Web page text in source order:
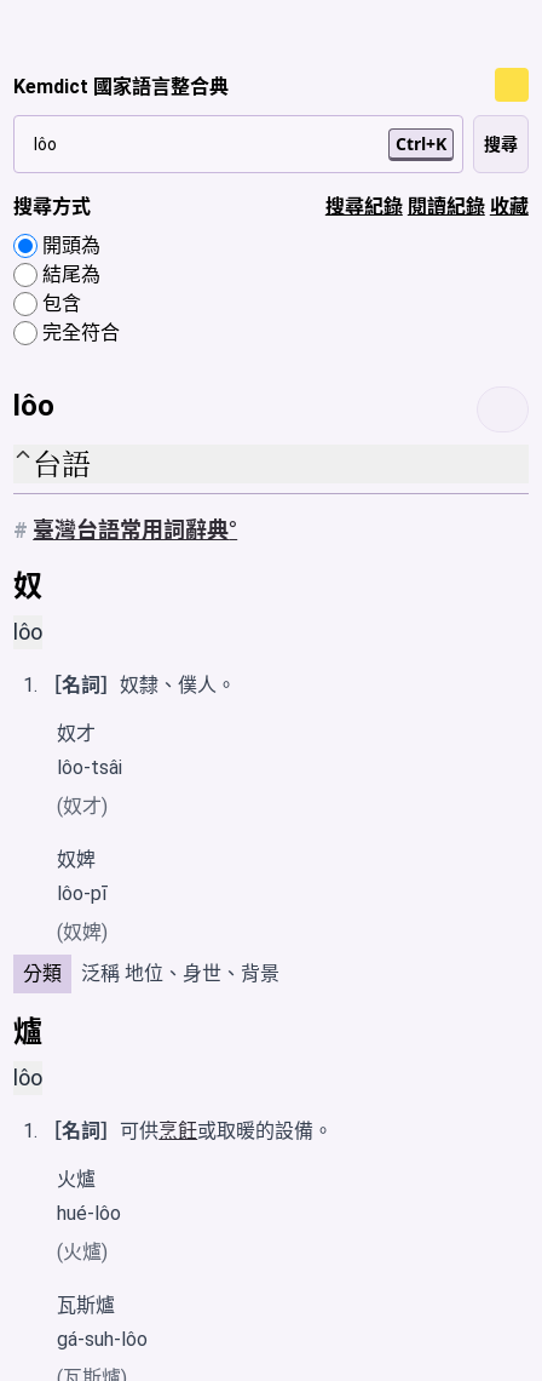
Kemdict 國家語言整合典
Ctrl+K
搜尋方式
開頭為
結尾為
包含
完全符合
搜尋紀錄 閱讀紀錄 收藏
lôo
台語
# 臺灣台語常用詞辭典
奴
lôo
［名詞］奴隸、僕人。
奴才
lôo-tsâi
(奴才)
奴婢
lôo-pī
(奴婢)
分類
泛稱 地位、身世、背景
爐
lôo
［名詞］ 可供烹飪或取暖的設備。
火爐
hué-lôo
(火爐)
瓦斯爐
gá-suh-lôo